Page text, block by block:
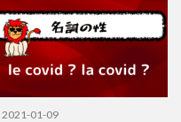
2021-01-09